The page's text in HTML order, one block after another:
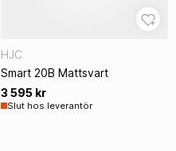
HJC
Smart 20B Mattsvart
3 595 kr
Slut hos leverantör